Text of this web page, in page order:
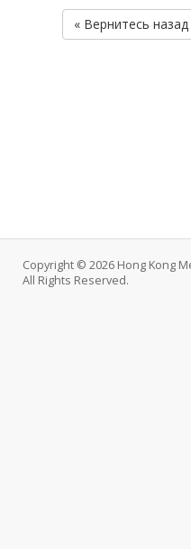
« Вернитесь
Copyright © 2026 Hong Kong
All Rights Reserved.